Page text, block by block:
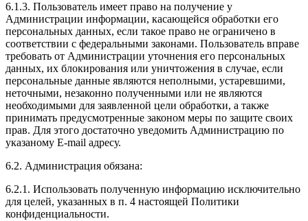
6.1.3. Пользователь имеет право на получение у
Администрации информации, касающейся обработки его
персональных данных, если такое право не ограничено в
соответствии с федеральными законами. Пользователь вправе
требовать от Администрации уточнения его персональных
данных, их блокирования или уничтожения в случае, если
персональные данные являются неполными, устаревшими,
неточными, незаконно полученными или не являются
необходимыми для заявленной цели обработки, а также
принимать предусмотренные законом меры по защите своих
прав. Для этого достаточно уведомить Администрацию по
указаному E-mail адресу.
6.2. Администрация обязана:
6.2.1. Использовать полученную информацию исключительно
для целей, указанных в п. 4 настоящей Политики
конфиденциальности.